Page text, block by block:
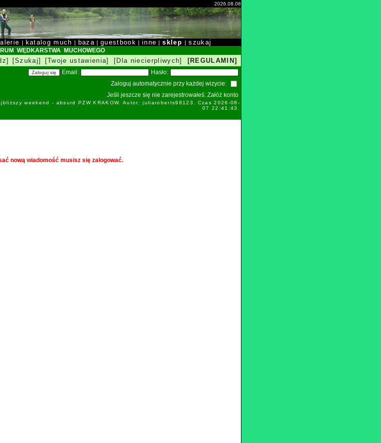
2026.08.08
| katalog much | baza | guestbook | inne |sklep |szukaj
WĘDKARSTWA MUCHOWEGO
[Szukaj] [Twoje ustawienia] [Dla niecierpliwych] [REGULAMIN]
Email:
Hasło:
Zaloguj automatycznie przy każdej wizycie:
Jeśli jeszcze się nie zarejestrowałeś: Załóż konto
weekend - absurd PZW KRAKOW. Autor: juliaroberts98123. Czas 2026-08-
07 22:41:43.
nową wiadomość musisz się zalogować.